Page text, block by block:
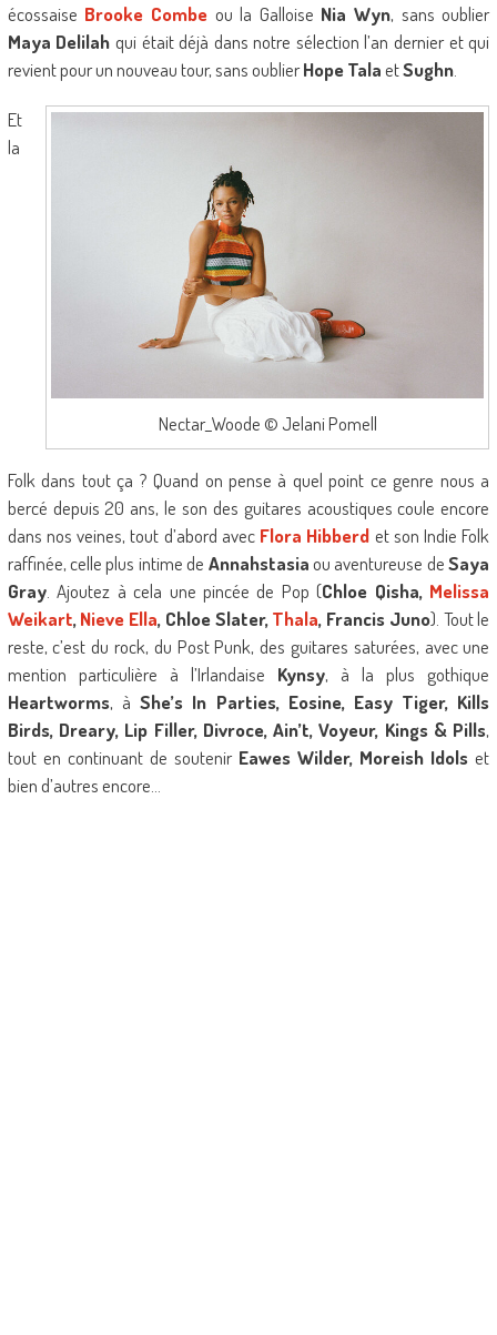
écossaise Brooke Combeou la Galloise Nia Wyn, sans oublier
Maya Delilah qui était déjà dans notre sélection l’an dernier et qui
revient pour un nouveau tour, sans oublierHope TalaetSughn.
Nectar_Woode © Jelani Pomell
Et
la
Folk dans tout ça ? Quand on pense à quel point ce genre nous a
bercé depuis 20 ans, le son des guitares acoustiques coule encore
dans nos veines, tout d’abord avec Flora Hibberd et son Indie Folk
raffinée, celle plus intime de Annahstasiaou aventureuse deSaya
Gray. Ajoutez à cela une pincée de Pop (Chloe Qisha, Melissa
Weikart, Nieve Ella, Chloe Slater, Thala, Francis Juno). Tout le
reste, c’est du rock, du Post Punk, des guitares saturées, avec une
mention particulière à l’Irlandaise Kynsy, à la plus gothique
Heartworms, àShe’s In Parties, Eosine, Easy Tiger, Kills
Birds, Dreary, Lip Filler, Divroce, Ain’t, Voyeur, Kings & Pills,
tout en continuant de soutenir Eawes Wilder, Moreish Idols et
bien d’autres encore…